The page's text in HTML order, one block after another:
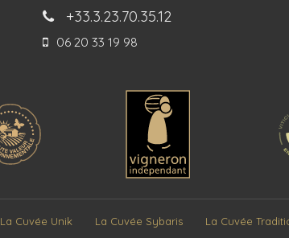
+33.3.23.70.35.12
06 20 33 19 98
La Cuvée Unik La Cuvée Sybaris La Cuvée